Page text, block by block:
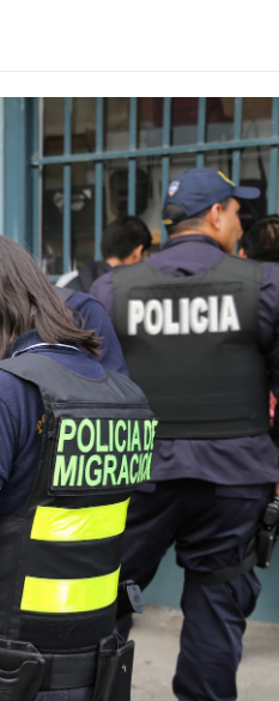
JULIO 24, 2026
Rechazo al reparto desigual
de ganancias es mayor
cuando hubo esfuerzo